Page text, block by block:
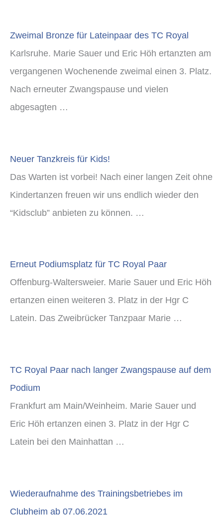
Zweimal Bronze für Lateinpaar des TC Royal
Karlsruhe. Marie Sauer und Eric Höh ertanzten am
vergangenen Wochenende zweimal einen 3. Platz.
Nach erneuter Zwangspause und vielen
abgesagten …
Neuer Tanzkreis für Kids!
Das Warten ist vorbei! Nach einer langen Zeit ohne
Kindertanzen freuen wir uns endlich wieder den
“Kidsclub” anbieten zu können. …
Erneut Podiumsplatz für TC Royal Paar
Offenburg-Waltersweier. Marie Sauer und Eric Höh
ertanzen einen weiteren 3. Platz in der Hgr C
Latein. Das Zweibrücker Tanzpaar Marie …
TC Royal Paar nach langer Zwangspause auf dem
Podium
Frankfurt am Main/Weinheim. Marie Sauer und
Eric Höh ertanzen einen 3. Platz in der Hgr C
Latein bei den Mainhattan …
Wiederaufnahme des Trainingsbetriebes im
Clubheim ab 07.06.2021